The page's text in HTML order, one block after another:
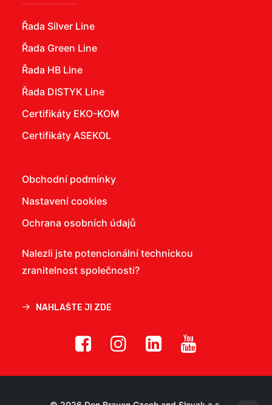
Řada Silver Line
Řada Green Line
Řada HB Line
Řada DISTYK Line
Certifikáty EKO-KOM
Certifikáty ASEKOL
Obchodní podmínky
Nastavení cookies
Ochrana osobních údajů
Nalezli jste potencionální technickou
zranitelnost společnosti?
NAHLAŠTE JI ZDE